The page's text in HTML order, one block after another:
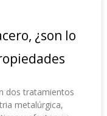
¿son lo
dos tratamientos
metalúrgica,